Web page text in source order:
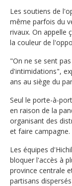
Les soutiens de
même parfois du
rivaux. On appelle
la couleur de
"On ne se sent
d'intimidations",
ans au siège du
Seul le porte-à-
en raison de la
organisant des
et faire campagne.
Les équipes
bloquer l'accès à
province centrale
partisans